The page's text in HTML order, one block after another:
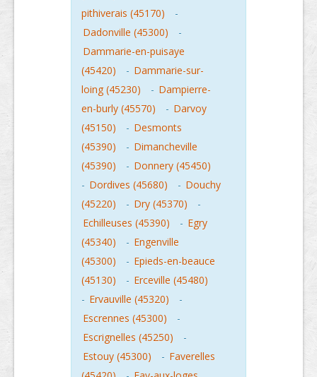
pithiverais (45170)
-
Dadonville (45300)
-
Dammarie-en-puisaye
(45420)
- Dammarie-sur-
loing (45230)
- Dampierre-
en-burly (45570)
- Darvoy
(45150)
- Desmonts
(45390)
- Dimancheville
(45390)
- Donnery (45450)
- Dordives (45680) - Douchy
(45220)
- Dry (45370)
-
Echilleuses (45390)
- Egry
(45340)
- Engenville
(45300)
- Epieds-en-beauce
(45130)
- Erceville (45480)
- Ervauville (45320)
-
Escrennes (45300)
-
Escrignelles (45250)
-
Estouy (45300)
- Faverelles